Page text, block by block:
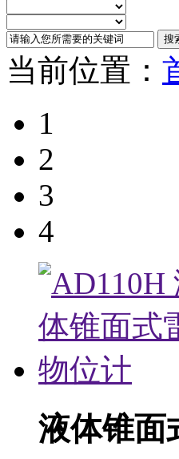
当前位置：
1
2
3
4
液体锥面